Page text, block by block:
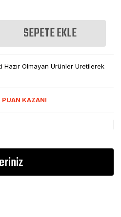
SEPETE EKLE
Hazır Olmayan Ürünler Üretilerek
KAZAN!